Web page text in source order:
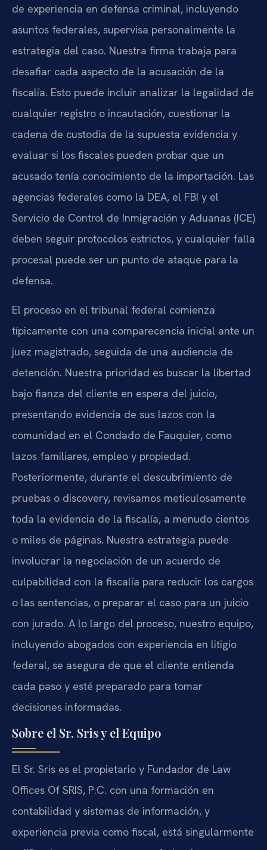
de experiencia en defensa criminal, incluyendo
asuntos federales, supervisa personalmente la
estrategia del caso. Nuestra firma trabaja para
desafiar cada aspecto de la acusación de la
fiscalía. Esto puede incluir analizar la legalidad de
cualquier registro o incautación, cuestionar la
cadena de custodia de la supuesta evidencia y
evaluar si los fiscales pueden probar que un
acusado tenía conocimiento de la importación. Las
agencias federales como la DEA, el FBI y el
Servicio de Control de Inmigración y Aduanas (ICE)
deben seguir protocolos estrictos, y cualquier falla
procesal puede ser un punto de ataque para la
defensa.
El proceso en el tribunal federal comienza
típicamente con una comparecencia inicial ante un
juez magistrado, seguida de una audiencia de
detención. Nuestra prioridad es buscar la libertad
bajo fianza del cliente en espera del juicio,
presentando evidencia de sus lazos con la
comunidad en el Condado de Fauquier, como
lazos familiares, empleo y propiedad.
Posteriormente, durante el descubrimiento de
pruebas o discovery, revisamos meticulosamente
toda la evidencia de la fiscalía, a menudo cientos
o miles de páginas. Nuestra estrategia puede
involucrar la negociación de un acuerdo de
culpabilidad con la fiscalía para reducir los cargos
o las sentencias, o preparar el caso para un juicio
con jurado. A lo largo del proceso, nuestro equipo,
incluyendo abogados con experiencia en litigio
federal, se asegura de que el cliente entienda
cada paso y esté preparado para tomar
decisiones informadas.
Sobre el Sr. Sris y el Equipo
El Sr. Sris es el propietario y Fundador de Law
Offices Of SRIS, P.C. con una formación en
contabilidad y sistemas de información, y
experiencia previa como fiscal, está singularmente